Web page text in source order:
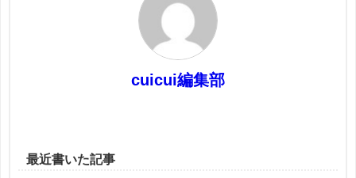
cuicui編集部
最近書いた記事